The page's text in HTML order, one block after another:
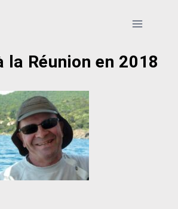
la Réunion en 2018